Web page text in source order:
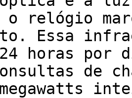
o relógio
Essa
horas por
de
megawatts